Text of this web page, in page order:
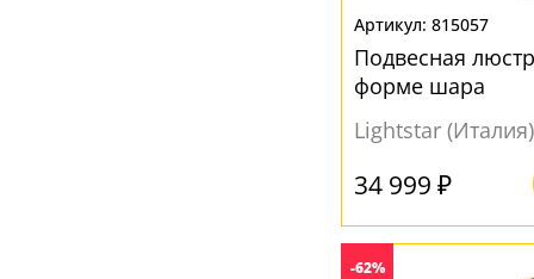
815057
Подвесная
форме шара
Lightstar (Италия)
34 999 ₽
-62%